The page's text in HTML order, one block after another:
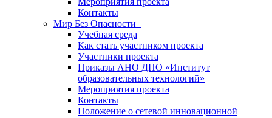
Контакты
Мир Без Опасности
Учебная среда
Как стать участником проекта
Участники проекта
Приказы АНО ДПО «Институт
образовательных технологий»
Мероприятия проекта
Контакты
Положение о сетевой инновационной